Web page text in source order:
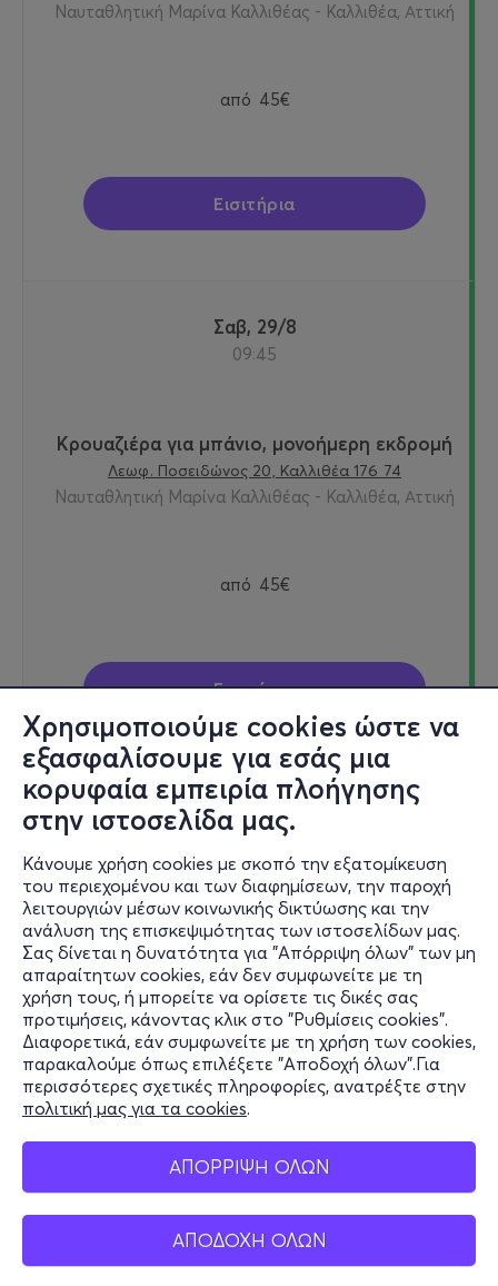
Χρησιμοποιούμε cookies ώστε να
εξασφαλίσουμε για εσάς μια
κορυφαία εμπειρία πλοήγησης
στην ιστοσελίδα μας.
Κάνουμε χρήση cookies με σκοπό την εξατομίκευση
του περιεχομένου και των διαφημίσεων, την παροχή
λειτουργιών μέσων κοινωνικής δικτύωσης και την
ανάλυση της επισκεψιμότητας των ιστοσελίδων μας.
Σας δίνεται η δυνατότητα για "Απόρριψη όλων" των μη
απαραίτητων cookies, εάν δεν συμφωνείτε με τη
χρήση τους, ή μπορείτε να ορίσετε τις δικές σας
προτιμήσεις, κάνοντας κλικ στο "Ρυθμίσεις cookies".
Διαφορετικά, εάν συμφωνείτε με τη χρήση των cookies,
παρακαλούμε όπως επιλέξετε "Αποδοχή όλων".Για
περισσότερες σχετικές πληροφορίες, ανατρέξτε στην
πολιτική μας για τα cookies.
ΑΠΟΡΡΙΨΗ ΟΛΩΝ
ΑΠΟΔΟΧΗ ΟΛΩΝ
Ναυταθλητική Μαρίνα Καλλιθέας - Καλλιθέα, Αττική
από 45€
Εισιτήρια
Σαβ, 29/8
09:45
Κρουαζιέρα για μπάνιο, μονοήμερη εκδρομή
Λεωφ. Ποσειδώνος 20, Καλλιθέα 176 74
Ναυταθλητική Μαρίνα Καλλιθέας - Καλλιθέα, Αττική
από 45€
Εισιτήρια
Κυρ, 30/8
09:45
Κρουαζιέρα για μπάνιο, μονοήμερη εκδρομή
Λεωφ. Ποσειδώνος 20, Καλλιθέα 176 74
Ναυταθλητική Μαρίνα Καλλιθέας - Καλλιθέα, Αττική
από 45€
Εισιτήρια